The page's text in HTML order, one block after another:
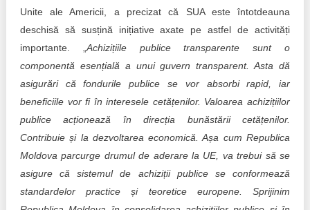
Unite ale Americii, a precizat că SUA este întotdeauna
deschisă să susțină inițiative axate pe astfel de activități
importante. „ Achizițiile publice transparente sunt o
componentă esențială a unui guvern transparent. Asta dă
asigurări că fondurile publice se vor absorbi rapid, iar
beneficiile vor fi în interesele cetățenilor. Valoarea achizițiilor
publice acționează în direcția bunăstării cetățenilor.
Contribuie și la dezvoltarea economică. Așa cum Republica
Moldova parcurge drumul de aderare la UE, va trebui să se
asigure că sistemul de achiziții publice se conformează
standardelor practice și teoretice europene. Sprijinim